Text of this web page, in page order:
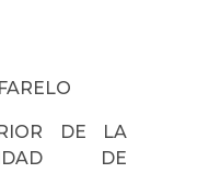
DE LA
DE